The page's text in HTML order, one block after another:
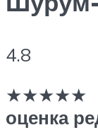
4.8
★★★★★
оценка